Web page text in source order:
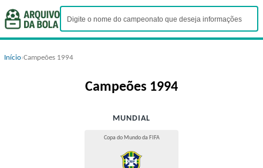
Início›Campeões 1994
Campeões 1994
MUNDIAL
Copa do Mundo da FIFA